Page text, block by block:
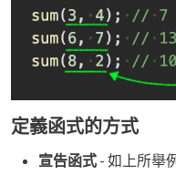
定義函式的方式
宣告函式 - 如上所舉